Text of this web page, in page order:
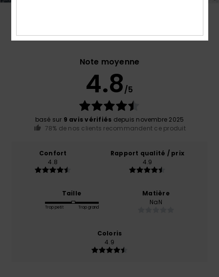
Note moyenne
4.8/5
basé sur 9 avis vérifiés depuis novembre 2025
78% de nos clients recommandent ce produit
Confort
4.8
Rapport qualité / prix
4.9
Taille
Trop petit Trop grand
Matière
NaN
Coloris
4.9